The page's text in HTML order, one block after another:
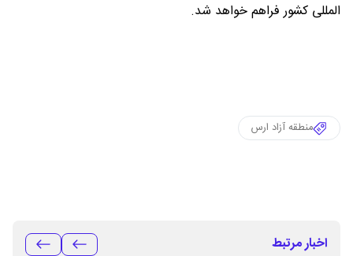
‌المللی کشور فراهم خواهد شد.
منطقه آزاد ارس
اخبار مرتبط